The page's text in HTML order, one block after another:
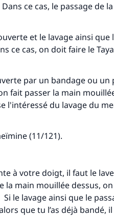
ce cas, le passage de
et le lavage ainsi que
ce cas, on doit faire le
par un bandage ou
fait passer la main
l'intéressé du lavage du
(11/121).
à votre doigt, il faut le
la main mouillée dessus,
le lavage ainsi que le
que tu l’as déjà bandé,
d'Allah (Paix sur lui) a dit:
action obtient la même
celui qui le fait."
1893)
IslamQA